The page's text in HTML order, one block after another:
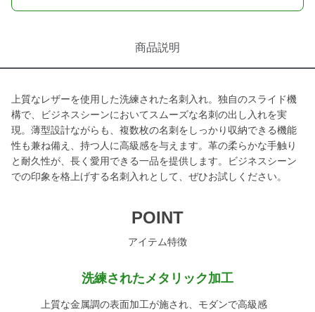
商品説明
上質なレザーを使用した洗練された名刺入れ。独自のスライド機
構で、ビジネスシーンにおいてスムーズな名刺の出し入れを実
現。薄型設計ながらも、複数枚の名刺をしっかり収納できる機能
性も兼ね備え、持つ人に高級感を与えます。革の柔らかな手触り
と耐久性が、長く愛用できる一品を提供します。ビジネスシーン
での印象を格上げする名刺入れとして、ぜひお試しください。
POINT
アイテム特徴
洗練されたメタリック加工
上質な金属調の表面加工が施され、モダンで高級感